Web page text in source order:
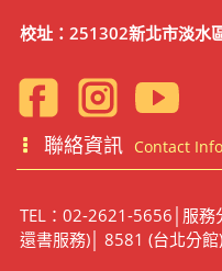
校址：251302新北市淡水
聯絡資訊 Contact
TEL：02-2621-5656│服
還書服務)│ 8581 (台北分館